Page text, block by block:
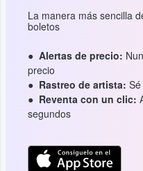
La manera más sencilla
boletos
Alertas de precio:
precio
Rastreo de artista:
Reventa con un clic:
segundos